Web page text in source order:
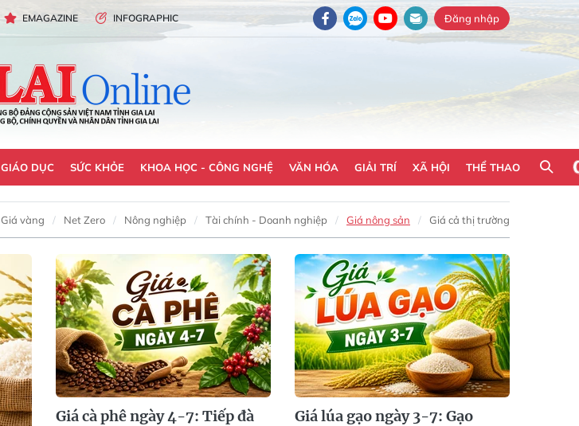
EMAGAZINE INFOGRAPHIC Đăng nhập
GIÁO DỤC SỨC KHỎE KHOA HỌC - CÔNG NGHỆ VĂN HÓA GIẢI TRÍ XÃ HỘI THỂ THAO
Giá vàng Net Zero Nông nghiệp Tài chính - Doanh nghiệp Giá nông sản Giá cả thị trường
Giá cà phê ngày 4-7: Tiếp đà
Giá lúa gạo ngày 3-7: Gạo